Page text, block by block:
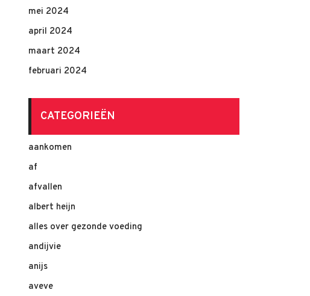
mei 2024
april 2024
maart 2024
februari 2024
CATEGORIEËN
aankomen
af
afvallen
albert heijn
alles over gezonde voeding
andijvie
anijs
aveve